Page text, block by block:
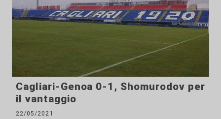
Cagliari-Genoa 0-1, Shomurodov per
il vantaggio
22/05/2021